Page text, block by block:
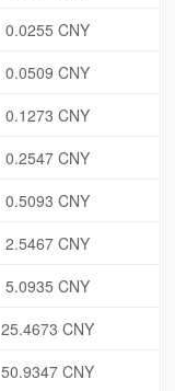
0.0255 CNY
0.0509 CNY
0.1273 CNY
0.2547 CNY
0.5093 CNY
2.5467 CNY
5.0935 CNY
25.4673 CNY
50.9347 CNY